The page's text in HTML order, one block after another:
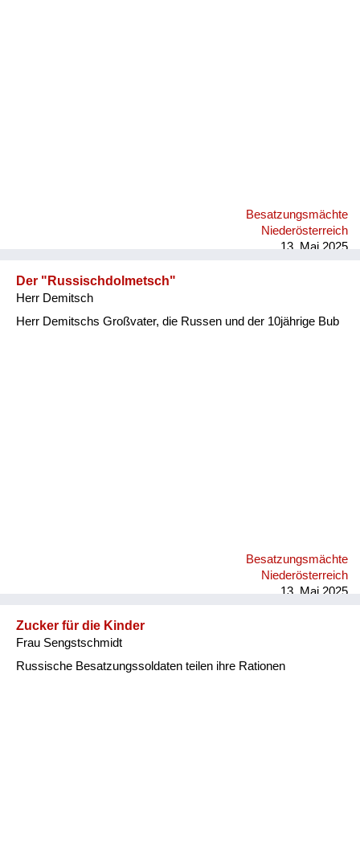
Besatzungsmächte
Niederösterreich
13. Mai 2025
Der "Russischdolmetsch"
Herr Demitsch
Herr Demitschs Großvater, die Russen und der 10jährige Bub
Besatzungsmächte
Niederösterreich
13. Mai 2025
Zucker für die Kinder
Frau Sengstschmidt
Russische Besatzungssoldaten teilen ihre Rationen